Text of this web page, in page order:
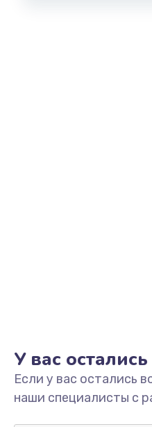
У вас
Если у вас остались
наши специалисты с